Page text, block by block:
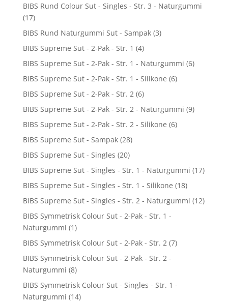
BIBS Rund Colour Sut - Singles - Str. 3 - Naturgummi
(17)
BIBS Rund Naturgummi Sut - Sampak (3)
BIBS Supreme Sut - 2-Pak - Str. 1 (4)
BIBS Supreme Sut - 2-Pak - Str. 1 - Naturgummi (6)
BIBS Supreme Sut - 2-Pak - Str. 1 - Silikone (6)
BIBS Supreme Sut - 2-Pak - Str. 2 (6)
BIBS Supreme Sut - 2-Pak - Str. 2 - Naturgummi (9)
BIBS Supreme Sut - 2-Pak - Str. 2 - Silikone (6)
BIBS Supreme Sut - Sampak (28)
BIBS Supreme Sut - Singles (20)
BIBS Supreme Sut - Singles - Str. 1 - Naturgummi (17)
BIBS Supreme Sut - Singles - Str. 1 - Silikone (18)
BIBS Supreme Sut - Singles - Str. 2 - Naturgummi (12)
BIBS Symmetrisk Colour Sut - 2-Pak - Str. 1 -
Naturgummi (1)
BIBS Symmetrisk Colour Sut - 2-Pak - Str. 2 (7)
BIBS Symmetrisk Colour Sut - 2-Pak - Str. 2 -
Naturgummi (8)
BIBS Symmetrisk Colour Sut - Singles - Str. 1 -
Naturgummi (14)